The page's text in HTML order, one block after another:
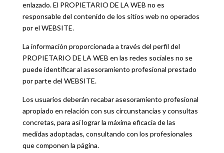
enlazado. El PROPIETARIO DE LA WEB no es
responsable del contenido de los sitios web no operados
por el WEBSITE.
La información proporcionada a través del perfil del
PROPIETARIO DE LA WEB en las redes sociales no se
puede identificar al asesoramiento profesional prestado
por parte del WEBSITE.
Los usuarios deberán recabar asesoramiento profesional
apropiado en relación con sus circunstancias y consultas
concretas, para así lograr la máxima eficacia de las
medidas adoptadas, consultando con los profesionales
que componen la página.